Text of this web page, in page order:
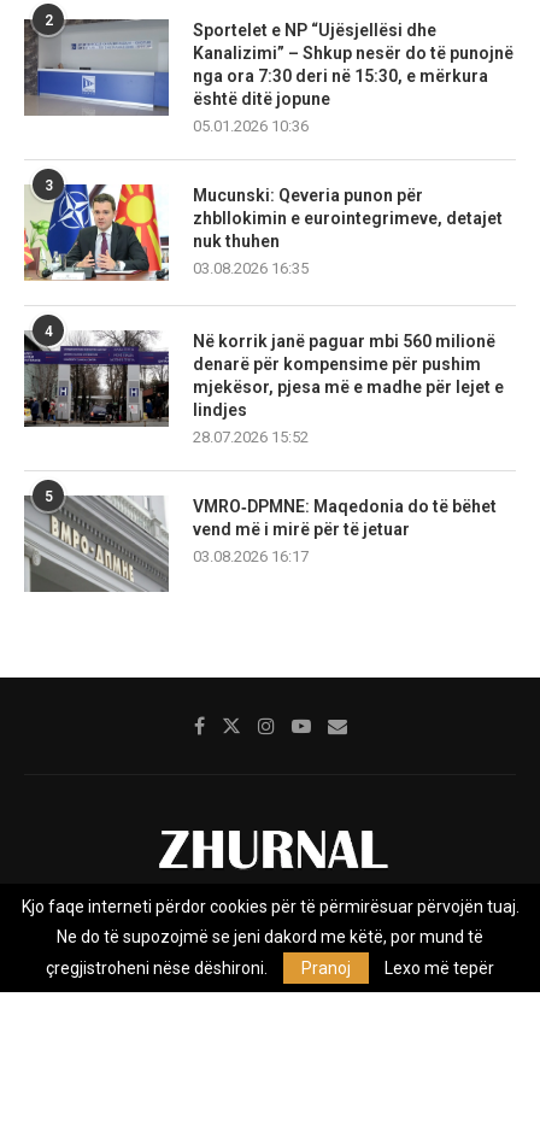
2
Sportelet e NP “Ujësjellësi dhe
Kanalizimi” – Shkup nesër do të punojnë
nga ora 7:30 deri në 15:30, e mërkura
është ditë jopune
05.01.2026 10:36
3
Mucunski: Qeveria punon për
zhbllokimin e eurointegrimeve, detajet
nuk thuhen
03.08.2026 16:35
4
Në korrik janë paguar mbi 560 milionë
denarë për kompensime për pushim
mjekësor, pjesa më e madhe për lejet e
lindjes
28.07.2026 15:52
5
VMRO‑DPMNE: Maqedonia do të bëhet
vend më i mirë për të jetuar
03.08.2026 16:17
Rreth nesh Impresumi Marketing
Privacy Policy
Zhurnal.mk është Agjenci e Lajmeve e pavarur, e themeluar në vitin
Kjo faqe interneti përdor cookies për të përmirësuar përvojën tuaj.
Ne do të supozojmë se jeni dakord me këtë, por mund të
çregjistroheni nëse dëshironi.
Pranoj Lexo më tepër